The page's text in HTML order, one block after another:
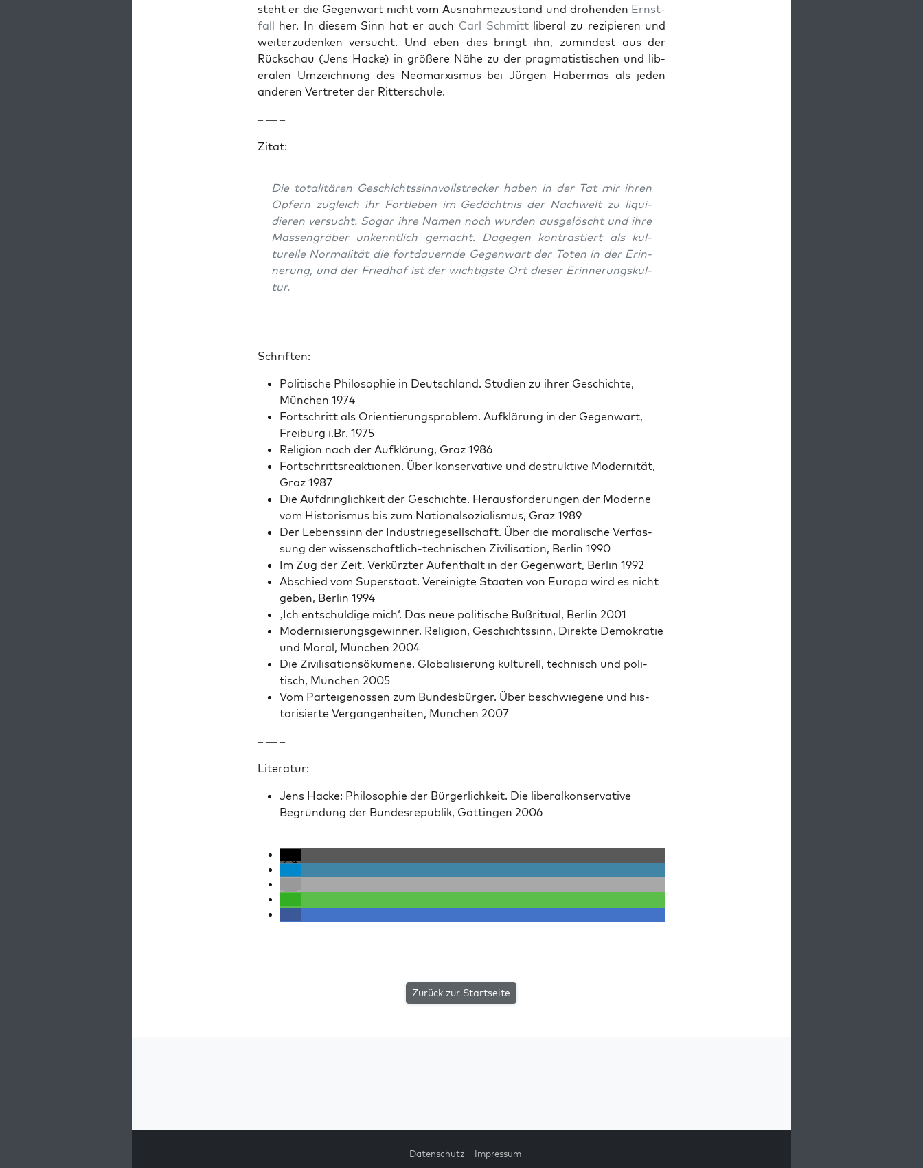
ste­ht er die Gegen­wart nicht vom Aus­nah­mezu­s­tand und dro­hen­den Ern­st­
fall her. In diesem Sinn hat er auch Carl Schmittlib­er­al zu rezip­ieren und
weit­erzu­denken ver­sucht. Und eben dies bringt ihn, zumin­d­est aus der
Rückschau (Jens Hacke) in größere Nähe zu der prag­ma­tis­tis­chen und lib­
eralen Umze­ich­nung des Neo­marx­is­mus bei Jür­gen Haber­mas als jeden
anderen Vertreter der Rit­ter­schule.
– — –
Zitat:
Die total­itären Geschichtssin­nvoll­streck­er haben in der Tat mir ihren
Opfern zugle­ich ihr Fortleben im Gedächt­nis der Nach­welt zu liq­ui­
dieren ver­sucht. Sog­ar ihre Namen noch wur­den aus­gelöscht und ihre
Mas­sen­gräber unken­ntlich gemacht. Dage­gen kon­trastiert als kul­
turelle Nor­mal­ität die fort­dauernde Gegen­wart der Toten in der Erin­
nerung, und der Fried­hof ist der wichtig­ste Ort dieser Erin­nerungskul­
tur.
– — –
Schriften:
Poli­tis­che Philoso­phie in Deutsch­land. Stu­di­en zu ihrer Geschichte,
München 1974
Fortschritt als Ori­en­tierung­sprob­lem. Aufk­lärung in der Gegen­wart,
Freiburg i.Br. 1975
Reli­gion nach der Aufk­lärung, Graz 1986
Fortschrittsreak­tio­nen. Über kon­ser­v­a­tive und destruk­tive Moder­nität,
Graz 1987
Die Auf­dringlichkeit der Geschichte. Her­aus­forderun­gen der Mod­erne
vom His­toris­mus bis zum Nation­al­sozial­is­mus, Graz 1989
Der Lebenssinn der Indus­triege­sellschaft. Über die moralis­che Ver­fas­
sung der wis­senschaftlich-tech­nis­chen Zivil­i­sa­tion, Berlin 1990
Im Zug der Zeit. Verkürzter Aufen­thalt in der Gegen­wart, Berlin 1992
Abschied vom Super­staat. Vere­inigte Staat­en von Europa wird es nicht
geben, Berlin 1994
‚Ich entschuldige mich‘. Das neue poli­tis­che Bußritu­al, Berlin 2001
Mod­ernisierungs­gewin­ner. Reli­gion, Geschichtssinn, Direk­te Demokratie
und Moral, München 2004
Die Zivil­i­sa­tion­sökumene. Glob­al­isierung kul­turell, tech­nisch und poli­
tisch, München 2005
Vom Parteigenossen zum Bun­des­bürg­er. Über beschwiegene und his­
torisierte Ver­gan­gen­heit­en, München 2007
– — –
Lit­er­atur:
Jens Hacke: Philoso­phie der Bürg­er­lichkeit. Die lib­er­alkon­ser­v­a­tive
Begrün­dung der Bun­desre­pub­lik, Göt­tin­gen 2006
Zurück zur Startseite
Datenschutz Impressum